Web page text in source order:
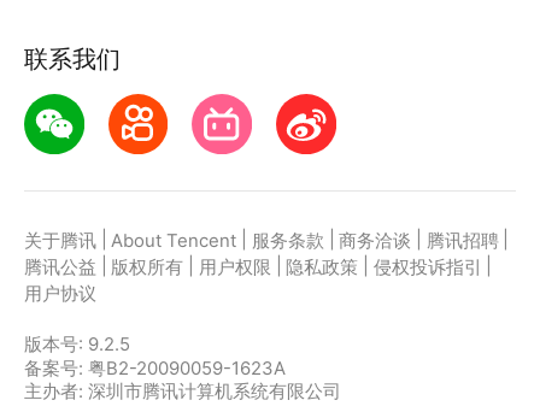
联系我们
关于腾讯 About Tencent 服务条款 商务洽谈 腾讯招聘
腾讯公益
版权所有 用户权限 隐私政策 侵权投诉指引
用户协议
版本号: 9.2.5
备案号: 粤B2-20090059-1623A
主办者: 深圳市腾讯计算机系统有限公司